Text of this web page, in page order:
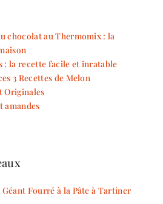
chocolat au Thermomix : la
: la recette facile et inratable
3 Recettes de Melon
Originales
amandes
Fourré à la Pâte à Tartiner